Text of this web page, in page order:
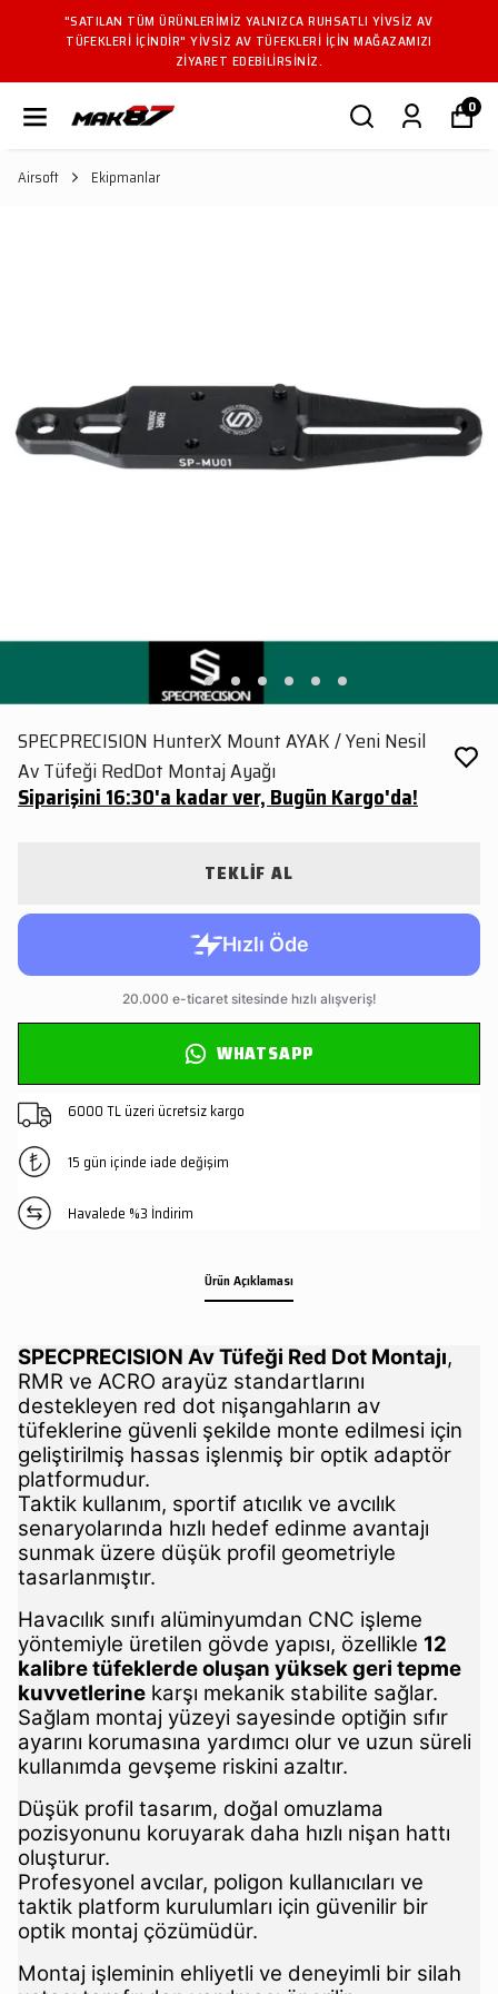
"SATILAN TÜM ÜRÜNLERIMIZ YALNIZCA RUHSATLI YIVSIZ AV
TÜFEKLERI IÇINDIR" YIVSIZ AV TÜFEKLERI IÇIN MAĞAZAMIZI
ZIYARET EDEBILIRSINIZ.
0
Airsoft Ekipmanlar
SPECPRECISION HunterX Mount AYAK / Yeni Nesil
Av Tüfeği RedDot Montaj Ayağı
Siparişini 16:30'a kadar ver, Bugün Kargo'da!
TEKLİF AL
WHATSAPP
6000 TL üzeri ücretsiz kargo
15 gün içinde iade değişim
Havalede %3 İndirim
Ürün Açıklaması
SPECPRECISION Av Tüfeği Red Dot Montajı,
RMR ve ACRO arayüz standartlarını
destekleyen red dot nişangahların av
tüfeklerine güvenli şekilde monte edilmesi için
geliştirilmiş hassas işlenmiş bir optik adaptör
platformudur.
Taktik kullanım, sportif atıcılık ve avcılık
senaryolarında hızlı hedef edinme avantajı
sunmak üzere düşük profil geometriyle
tasarlanmıştır.
Havacılık sınıfı alüminyumdan CNC işleme
yöntemiyle üretilen gövde yapısı, özellikle 12
kalibre tüfeklerde oluşan yüksek geri tepme
kuvvetlerine karşı mekanik stabilite sağlar.
Sağlam montaj yüzeyi sayesinde optiğin sıfır
ayarını korumasına yardımcı olur ve uzun süreli
kullanımda gevşeme riskini azaltır.
Düşük profil tasarım, doğal omuzlama
pozisyonunu koruyarak daha hızlı nişan hattı
oluşturur.
Profesyonel avcılar, poligon kullanıcıları ve
taktik platform kurulumları için güvenilir bir
optik montaj çözümüdür.
Montaj işleminin ehliyetli ve deneyimli bir silah